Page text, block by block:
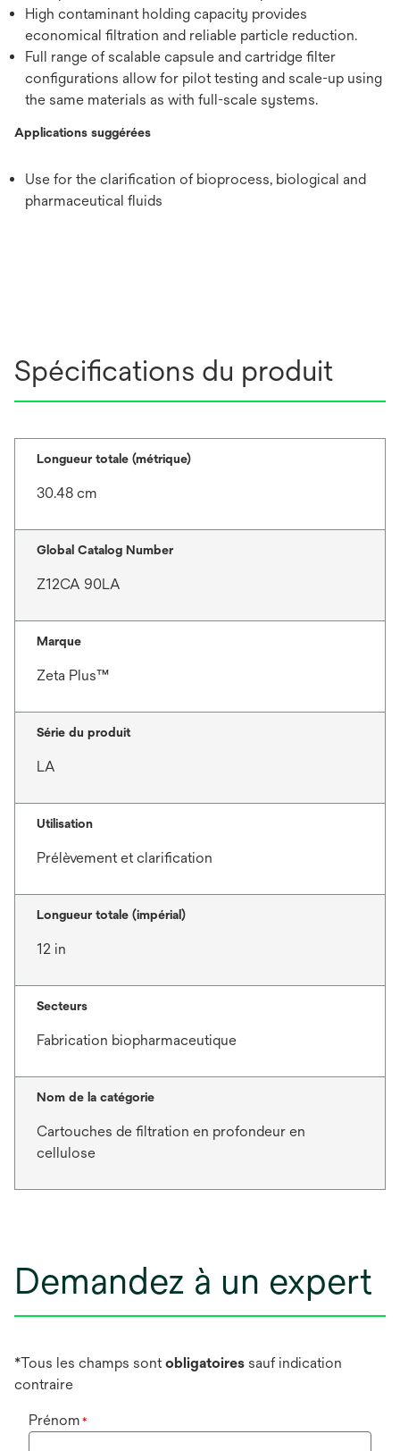
High contaminant holding capacity provides
economical filtration and reliable particle reduction.
Full range of scalable capsule and cartridge filter
configurations allow for pilot testing and scale-up using
the same materials as with full-scale systems.
Applications suggérées
Use for the clarification of bioprocess, biological and
pharmaceutical fluids
Spécifications du produit
Longueur totale (métrique)
30.48 cm
Global Catalog Number
Z12CA 90LA
Marque
Zeta Plus™
Série du produit
LA
Utilisation
Prélèvement et clarification
Longueur totale (impérial)
12 in
Secteurs
Fabrication biopharmaceutique
Nom de la catégorie
Cartouches de filtration en profondeur en
cellulose
Demandez à un expert
*Tous les champs sont obligatoires sauf indication
contraire
Prénom *